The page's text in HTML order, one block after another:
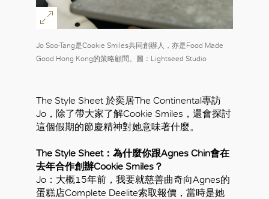
Jo Soo-Tang是Cookie Smiles共同創辦人，亦是Food Made
Good Hong Kong的策略顧問。圖：Lightseed Studio
The Style Sheet 於奕居The Continental專訪
Jo，除了帶大家了解Cookie Smiles，還會探討
這個假期的節慶精神對她意味著什麼。
The Style Sheet：為什麼你跟Agnes Chin會在
去年合作創辦Cookie Smiles？
Jo：大概15年前，我要就慈善曲奇向Agnes的
蛋糕店Complete Deelite索取報價，當時是她